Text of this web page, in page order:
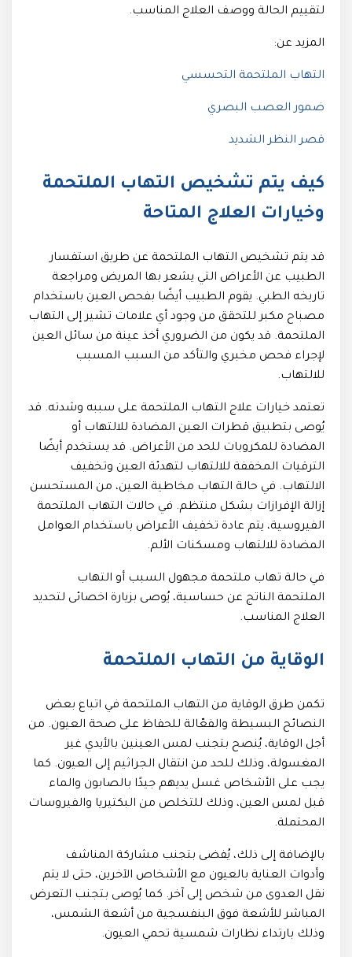
لتقييم الحالة ووصف العلاج المناسب.
المزيد عن:
التهاب الملتحمة التحسسي
ضمور العصب البصري
قصر النظر الشديد
كيف يتم تشخيص التهاب الملتحمة
وخيارات العلاج المتاحة
قد يتم تشخيص التهاب الملتحمة عن طريق استفسار
الطبيب عن الأعراض التي يشعر بها المريض ومراجعة
تاريخه الطبي. يقوم الطبيب أيضًا بفحص العين باستخدام
مصباح مكبر للتحقق من وجود أي علامات تشير إلى التهاب
الملتحمة. قد يكون من الضروري أخذ عينة من سائل العين
لإجراء فحص مخبري والتأكد من السبب المسبب
للالتهاب.
تعتمد خيارات علاج التهاب الملتحمة على سببه وشدته. قد
يُوصى بتطبيق قطرات العين المضادة للالتهاب أو
المضادة للمكروبات للحد من الأعراض. قد يستخدم أيضًا
الترقيات المخففة للالتهاب لتهدئة العين وتخفيف
الالتهاب. في حالة التهاب مخاطية العين، من المستحسن
إزالة الإفرازات بشكل منتظم. في حالات التهاب الملتحمة
الفيروسية، يتم عادة تخفيف الأعراض باستخدام العوامل
المضادة للالتهاب ومسكنات الألم.
في حالة تهاب ملتحمة مجهول السبب أو التهاب
الملتحمة الناتج عن حساسية، يُوصى بزيارة اخصائى لتحديد
العلاج المناسب.
الوقاية من التهاب الملتحمة
تكمن طرق الوقاية من التهاب الملتحمة في اتباع بعض
النصائح البسيطة والفعّالة للحفاظ على صحة العيون. من
أجل الوقاية، يُنصح بتجنب لمس العينين بالأيدي غير
المغسولة، وذلك للحد من انتقال الجراثيم إلى العيون. كما
يجب على الأشخاص غسل يديهم جيدًا بالصابون والماء
قبل لمس العين، وذلك للتخلص من البكتيريا والفيروسات
المحتملة.
بالإضافة إلى ذلك، يُفضى بتجنب مشاركة المناشف
وأدوات العناية بالعيون مع الأشخاص الآخرين، حتى لا يتم
نقل العدوى من شخص إلى آخر. كما يُوصى بتجنب التعرض
المباشر للأشعة فوق البنفسجية من أشعة الشمس،
وذلك بارتداء نظارات شمسية تحمي العيون.